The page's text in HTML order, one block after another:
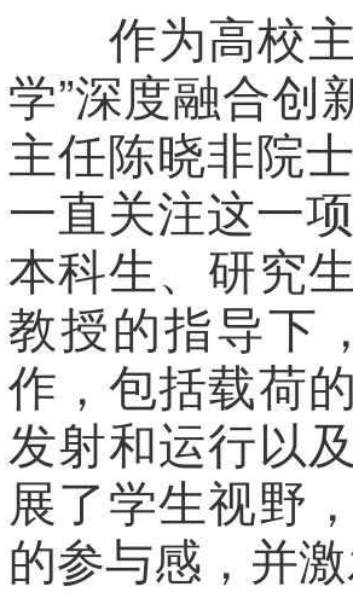
作为高校主
学”深度融合创
主任陈晓非院
一直关注这一
本科生、研究
教授的指导下
作，包括载荷
发射和运行以
展了学生视野
的参与感，并